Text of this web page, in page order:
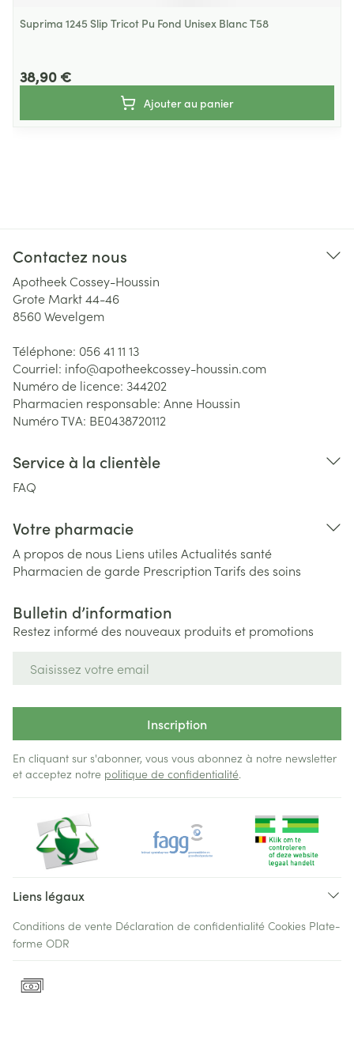
Suprima 1245 Slip Tricot Pu Fond Unisex Blanc T58
38,90 €
Ajouter au panier
Contactez nous
Apotheek Cossey-Houssin
Grote Markt 44-46
8560Wevelgem
Téléphone: 056 41 11 13
Courriel: info@apotheekcossey-houssin.com
Numéro de licence: 344202
Pharmacien responsable: Anne Houssin
Numéro TVA: BE0438720112
Service à la clientèle
FAQ
Votre pharmacie
A propos de nous Liens utiles Actualités santé
Pharmacien de garde PrescriptionTarifs des soins
Bulletin d’information
Restez informé des nouveaux produits et promotions
Inscription
En cliquant sur s'abonner, vous vous abonnez à notre newsletter
et acceptez notre politique de confidentialité.
Liens légaux
Conditions de vente Déclaration de confidentialité Cookies Plate-
forme ODR